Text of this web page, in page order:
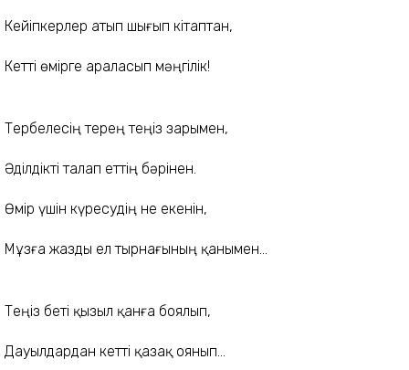
Кейіпкерлер атып шығып кітаптан,
Кетті өмірге араласып мәңгілік!
Тербелесің терең теңіз зарымен,
Әділдікті талап еттің бәрінен.
Өмір үшін күресудің не екенін,
Мұзға жазды ел тырнағының қанымен...
Теңіз беті қызыл қанға боялып,
Дауылдардан кетті қазақ оянып...